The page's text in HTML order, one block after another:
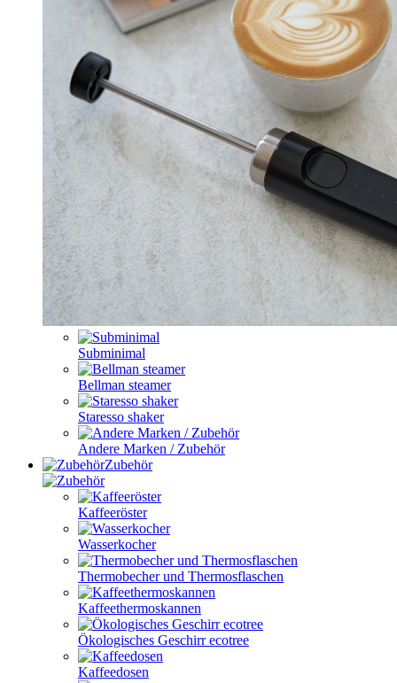
Subminimal
Bellman steamer
Staresso shaker
Andere Marken / Zubehör
Zubehör
Kaffeeröster
Wasserkocher
Thermobecher und Thermosflaschen
Kaffeethermoskannen
Ökologisches Geschirr ecotree
Kaffeedosen